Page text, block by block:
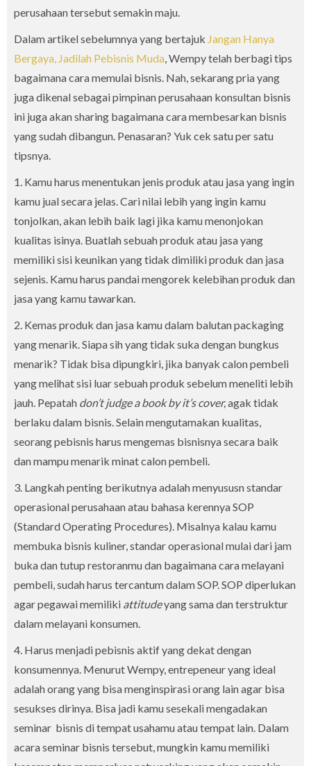
perusahaan tersebut semakin maju.
Dalam artikel sebelumnya yang bertajuk Jangan Hanya
Bergaya, Jadilah Pebisnis Muda, Wempy telah berbagi tips
bagaimana cara memulai bisnis. Nah, sekarang pria yang
juga dikenal sebagai pimpinan perusahaan konsultan bisnis
ini juga akan sharing bagaimana cara membesarkan bisnis
yang sudah dibangun. Penasaran? Yuk cek satu per satu
tipsnya.
1. Kamu harus menentukan jenis produk atau jasa yang ingin
kamu jual secara jelas. Cari nilai lebih yang ingin kamu
tonjolkan, akan lebih baik lagi jika kamu menonjokan
kualitas isinya. Buatlah sebuah produk atau jasa yang
memiliki sisi keunikan yang tidak dimiliki produk dan jasa
sejenis. Kamu harus pandai mengorek kelebihan produk dan
jasa yang kamu tawarkan.
2. Kemas produk dan jasa kamu dalam balutan packaging
yang menarik. Siapa sih yang tidak suka dengan bungkus
menarik? Tidak bisa dipungkiri, jika banyak calon pembeli
yang melihat sisi luar sebuah produk sebelum meneliti lebih
jauh. Pepatah don’t judge a book by it’s cover,agak tidak
berlaku dalam bisnis. Selain mengutamakan kualitas,
seorang pebisnis harus mengemas bisnisnya secara baik
dan mampu menarik minat calon pembeli.
3. Langkah penting berikutnya adalah menyususn standar
operasional perusahaan atau bahasa kerennya SOP
(Standard Operating Procedures). Misalnya kalau kamu
membuka bisnis kuliner, standar operasional mulai dari jam
buka dan tutup restoranmu dan bagaimana cara melayani
pembeli, sudah harus tercantum dalam SOP. SOP diperlukan
agar pegawai memiliki attitudeyang sama dan terstruktur
dalam melayani konsumen.
4. Harus menjadi pebisnis aktif yang dekat dengan
konsumennya. Menurut Wempy, entrepeneur yang ideal
adalah orang yang bisa menginspirasi orang lain agar bisa
sesukses dirinya. Bisa jadi kamu sesekali mengadakan
seminar bisnis di tempat usahamu atau tempat lain. Dalam
acara seminar bisnis tersebut, mungkin kamu memiliki